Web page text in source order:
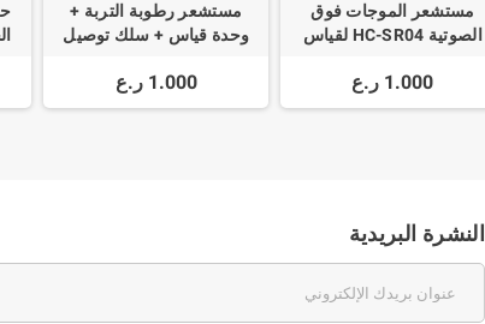
مستشعر الموجات فوق
الصوتية HC-SR04 لقياس
1.000 ر.ع
مستشعر رطوبة التربة +
وحدة قياس + سلك توصيل
1.000 ر.ع
النشرة البريدية